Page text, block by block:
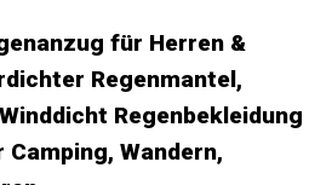
für Herren &
Regenmantel,
Regenbekleidung
Wandern,